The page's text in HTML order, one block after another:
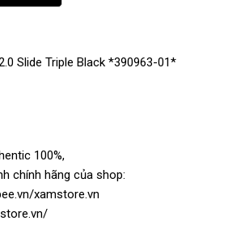
Slide Triple Black *390963-01*
100%,
chính hãng của shop:
xamstore.vn